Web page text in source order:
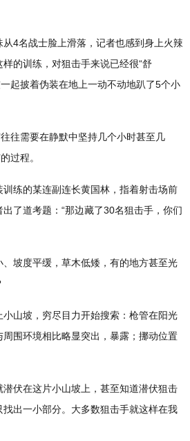
4名战士脸上滑落，记者也感到身上火辣
的训练，对狙击手来说已经很“舒
起披着伪装在地上一动不动地趴了5个小
往需要在静默中坚持几个小时甚至几
过程。
练的某连副连长黄国林，指着射击场前
了道考题：“那边藏了30名狙击手，你们
坡度平缓，草木低矮，有的地方甚至光
山坡，穷尽目力开始搜索：枪管在阳光
围环境相比略显突出，暴露；挪动位置
伏在这片小山坡上，甚至知道潜伏狙击
出一小部分。大多数狙击手就这样在我